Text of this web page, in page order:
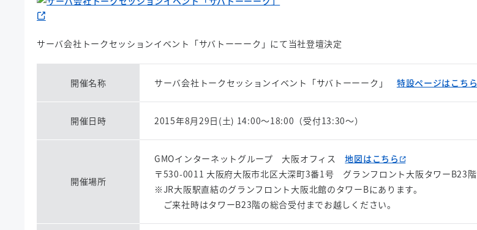
サーバ会社トークセッションイベント「サバトーーーク」にて当社登壇決定
開催名称 サーバ会社トークセッションイベント「サバトーーーク」 特設ページはこちら
開催日時 2015年8月29日(土) 14:00～18:00（受付13:30～）
開催場所
GMOインターネットグループ 大阪オフィス地図はこちら
〒530-0011 大阪府大阪市北区大深町3番1号 グランフロント大阪タワーB23階
※JR大阪駅直結のグランフロント大阪北館のタワーBにあります。
ご来社時はタワーB23階の総合受付までお越しください。